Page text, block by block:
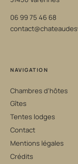
06 99 75 46 68
NAVIGATION
Chambres d’hôtes
Gîtes
Tentes lodges
Contact
Mentions légales
Crédits